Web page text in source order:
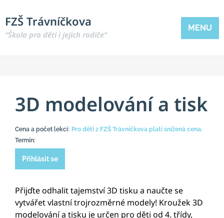
FZŠ Trávníčkova
“Škola pro děti i jejich rodiče“
MENU
3D modelování a tisk
Cena a počet lekcí: Pro děti z FZŠ Trávníčkova platí snížená cena.
Termín:
Přihlásit se
Přijďte odhalit tajemství 3D tisku a naučte se
vytvářet vlastní trojrozměrné modely! Kroužek 3D
modelování a tisku je určen pro děti od 4. třídy,